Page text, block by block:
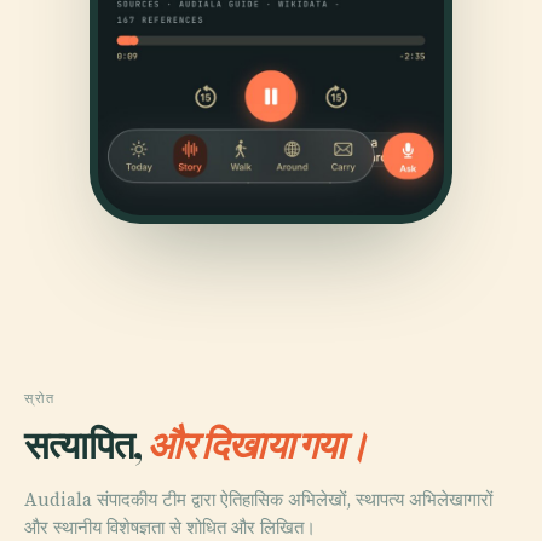
स्रोत
सत्यापित,और दिखाया गया।
Audiala संपादकीय टीम द्वारा ऐतिहासिक अभिलेखों, स्थापत्य अभिलेखागारों
और स्थानीय विशेषज्ञता से शोधित और लिखित।